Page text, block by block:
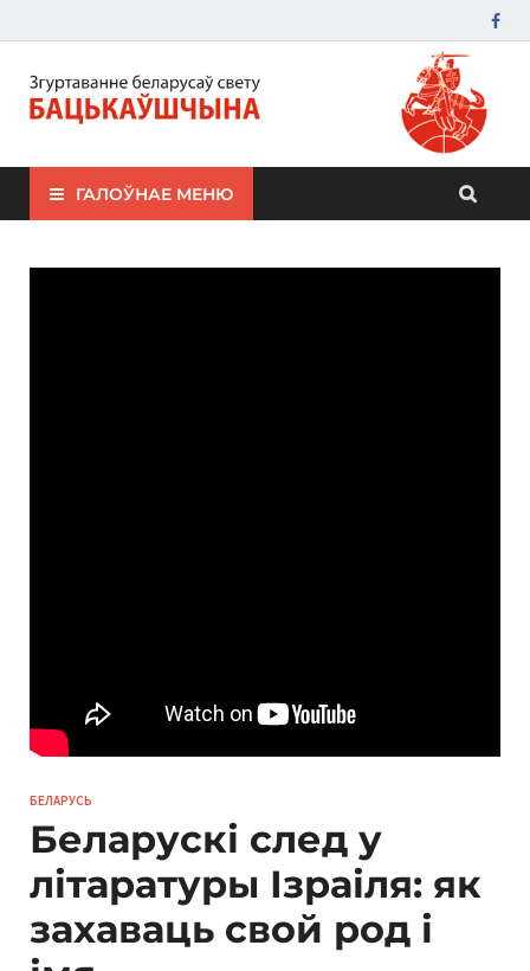
ЗБС "Бацькаўшчына"
ГАЛОЎНАЕ МЕНЮ
БЕЛАРУСЬ
Беларускі след у
літаратуры Ізраіля: як
захаваць свой род і